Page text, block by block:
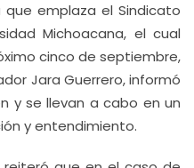
emplaza el Sindicato
Michoacana, el cual
cinco de septiembre,
Jara Guerrero, informó
y se llevan a cabo en un
y entendimiento.